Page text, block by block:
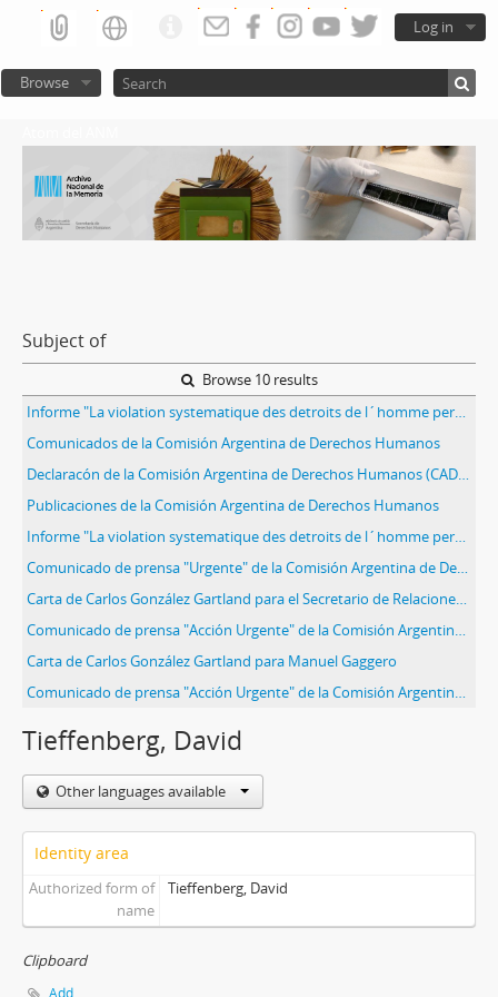
Log in
Browse
Subject of
Browse 10 results
Informe "La violation systematique des detroits de l´homme persiste dans la Republique Argentine"
Comunicados de la Comisión Argentina de Derechos Humanos
Declaracón de la Comisión Argentina de Derechos Humanos (CADHU)
Publicaciones de la Comisión Argentina de Derechos Humanos
Informe "La violation systematique des detroits de l´homme persiste dans la Republique Argentine"
Comunicado de prensa "Urgente" de la Comisión Argentina de Derechos Humanos (CADHU)
Carta de Carlos González Gartland para el Secretario de Relaciones Exteriores, Bernardo Sepúlveda Amor
Comunicado de prensa "Acción Urgente" de la Comisión Argentina de Derechos Humanos (CADHU)
Carta de Carlos González Gartland para Manuel Gaggero
Comunicado de prensa "Acción Urgente" de la Comisión Argentina de Derechos Humanos (CADHU)
Tieffenberg, David
Other languages available
Identity area
Authorized form of
name
Tieffenberg, David
Clipboard